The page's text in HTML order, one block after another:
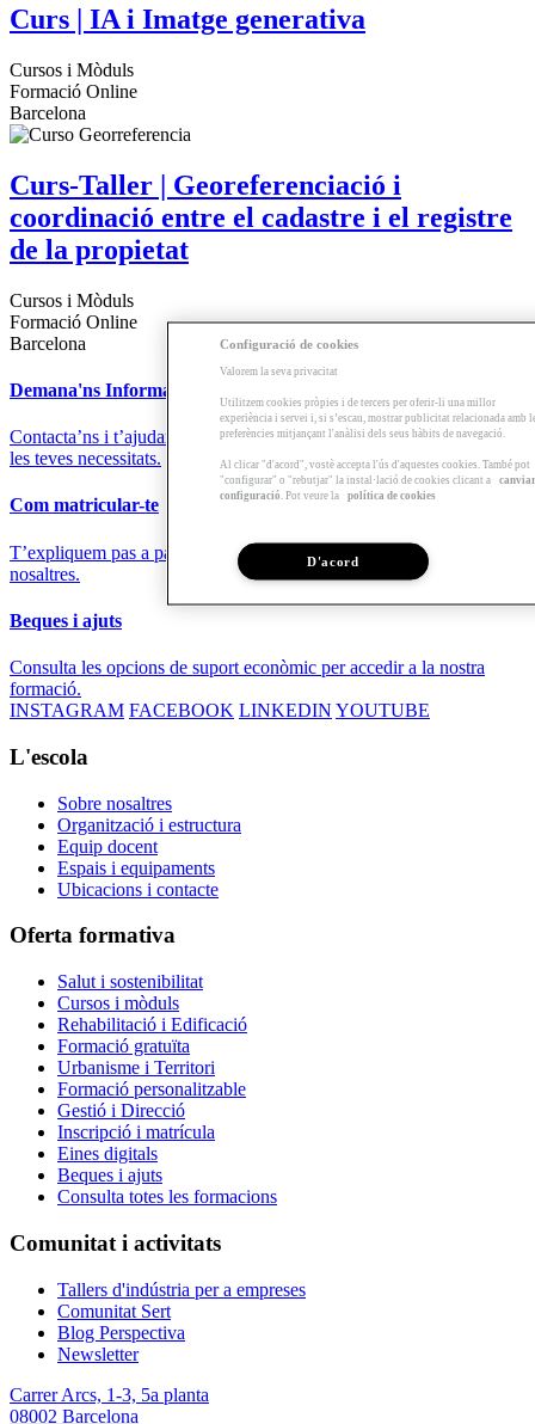
Curs | IA i Imatge generativa
Cursos i Mòduls
Formació Online
Barcelona
Curs-Taller | Georeferenciació i
coordinació entre el cadastre i el registre
de la propietat
Cursos i Mòduls
Formació Online
Barcelona
Demana'ns Informació
Contacta’ns i t’ajudarem a trobar la formació que millor s’adapti a
les teves necessitats.
Com matricular-te
T’expliquem pas a pas el procés i els requisits per formar-te amb
nosaltres.
Beques i ajuts
Consulta les opcions de suport econòmic per accedir a la nostra
formació.
INSTAGRAM FACEBOOK LINKEDIN YOUTUBE
L'escola
Sobre nosaltres
Organització i estructura
Equip docent
Espais i equipaments
Ubicacions i contacte
Oferta formativa
Salut i sostenibilitat
Cursos i mòduls
Rehabilitació i Edificació
Formació gratuïta
Urbanisme i Territori
Formació personalitzable
Gestió i Direcció
Inscripció i matrícula
Eines digitals
Beques i ajuts
Consulta totes les formacions
Comunitat i activitats
Tallers d'indústria per a empreses
Comunitat Sert
Blog Perspectiva
Newsletter
Carrer Arcs, 1-3, 5a planta
08002 Barcelona
Configuració de cookies
Valorem la seva privacitat
Utilitzem cookies pròpies i de tercers per oferir-li una millor
experiència i servei i, si s’escau, mostrar publicitat relacionada amb
preferències mitjançant l'anàlisi dels seus hàbits de navegació.
Al clicar "d'acord", vostè accepta l'ús d'aquestes cookies. També pot
"configurar" o "rebutjar" la instal·lació de cookies clicant a
canviar
configuració . Pot veure la política de cookies
D'acord